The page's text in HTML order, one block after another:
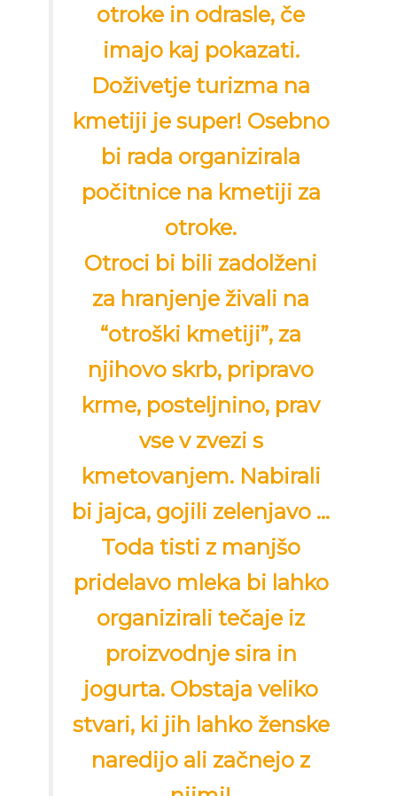
otroke in odrasle, če
imajo kaj pokazati.
Doživetje turizma na
kmetiji je super! Osebno
bi rada organizirala
počitnice na kmetiji za
otroke.
Otroci bi bili zadolženi
za hranjenje živali na
“otroški kmetiji”, za
njihovo skrb, pripravo
krme, posteljnino, prav
vse v zvezi s
kmetovanjem. Nabirali
bi jajca, gojili zelenjavo ...
Toda tisti z manjšo
pridelavo mleka bi lahko
organizirali tečaje iz
proizvodnje sira in
jogurta. Obstaja veliko
stvari, ki jih lahko ženske
naredijo ali začnejo z